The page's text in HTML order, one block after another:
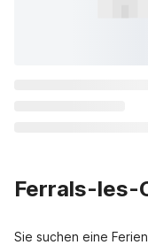
Ferrals-les-
Sie suchen eine